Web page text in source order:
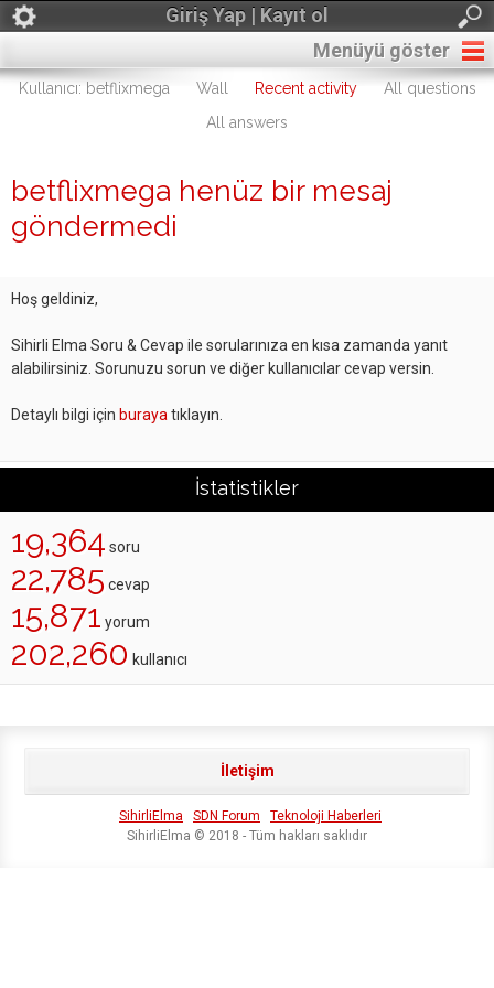
Giriş Yap | Kayıt ol
Menüyü göster
Kullanıcı: betflixmega Wall Recent activity
All questions
All answers
betflixmega henüz bir mesaj
göndermedi
Hoş geldiniz,
Sihirli Elma Soru & Cevap ile sorularınıza en kısa zamanda yanıt
alabilirsiniz. Sorunuzu sorun ve diğer kullanıcılar cevap versin.
Detaylı bilgi için buraya tıklayın.
İstatistikler
19,364 soru
22,785 cevap
15,871 yorum
202,260 kullanıcı
İletişim
SihirliElma SDN Forum
Teknoloji Haberleri
SihirliElma © 2018 - Tüm hakları saklıdır